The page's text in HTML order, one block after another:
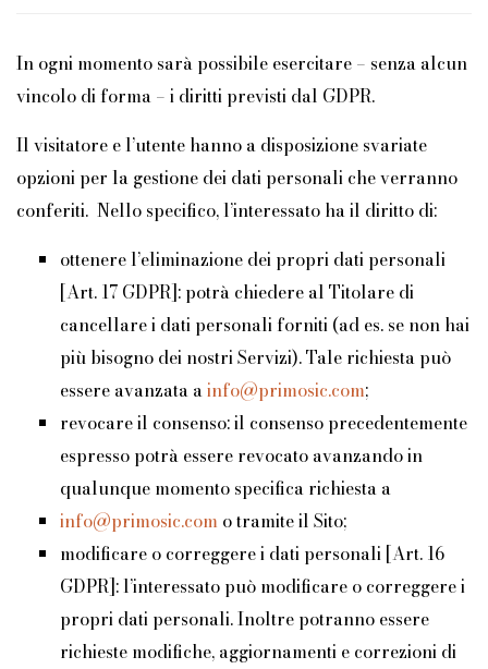
In ogni momento sarà possibile esercitare – senza alcun
vincolo di forma – i diritti previsti dal GDPR.
Il visitatore e l’utente hanno a disposizione svariate
opzioni per la gestione dei dati personali che verranno
conferiti. Nello specifico, l’interessato ha il diritto di:
ottenere l’eliminazione dei propri dati personali
[Art. 17 GDPR]: potrà chiedere al Titolare di
cancellare i dati personali forniti (ad es. se non hai
più bisogno dei nostri Servizi). Tale richiesta può
essere avanzata ainfo@primosic.com;
revocare il consenso: il consenso precedentemente
espresso potrà essere revocato avanzando in
qualunque momento specifica richiesta a
info@primosic.com o tramite il Sito;
modificare o correggere i dati personali [Art. 16
GDPR]: l’interessato può modificare o correggere i
propri dati personali. Inoltre potranno essere
richieste modifiche, aggiornamenti e correzioni di